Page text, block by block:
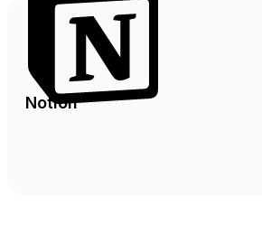
Notion